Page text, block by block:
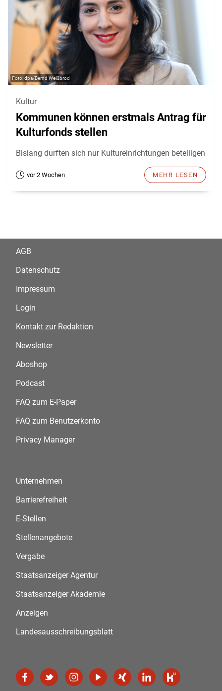
dpa/Bernd Weißbrod
Kultur
Kommunen können erstmals Antrag für
Kulturfonds stellen
Bislang durften sich nur Kultureinrichtungen beteiligen
vor 2 Wochen MEHR LESEN
AGB
Datenschutz
Impressum
Login
Kontakt zur Redaktion
Newsletter
Aboshop
Podcast
FAQ zum E-Paper
FAQ zum Benutzerkonto
Privacy Manager
Unternehmen
Barrierefreiheit
E-Stellen
Stellenangebote
Vergabe
Staatsanzeiger Agentur
Staatsanzeiger Akademie
Anzeigen
Landesausschreibungsblatt